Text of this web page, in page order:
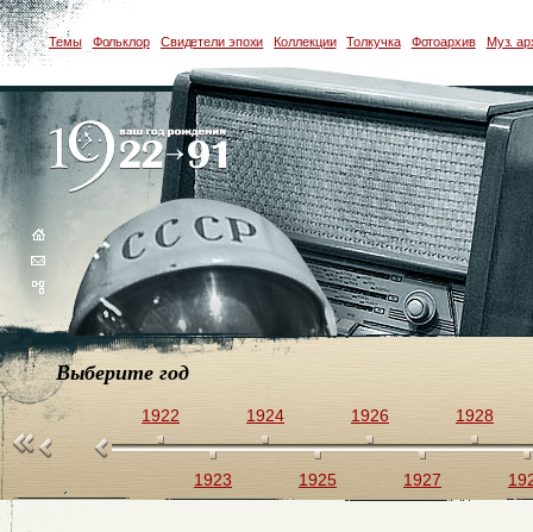
Темы Фольклор Свидетели эпохи Коллекции Толкучка Фотоархив Муз.
Выберите год
1922
1923
1924
1925
1926
1927
1928